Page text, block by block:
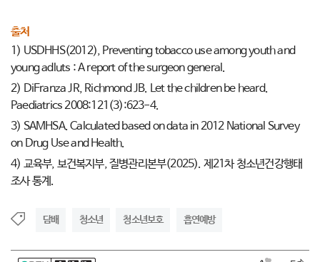
출처
1) USDHHS(2012), Preventing tobacco use among youth and
young adluts : A report of the surgeon general.
2) DiFranza JR, Richmond JB. Let the children be heard.
Paediatrics 2008:121(3):623-4.
3) SAMHSA. Calculated based on data in 2012 National Survey
on Drug Use and Health.
4) 교육부, 보건복지부, 질병관리본부(2025). 제21차 청소년건강행태
조사 통계.
담배 청소년 청소년보호 흡연예방